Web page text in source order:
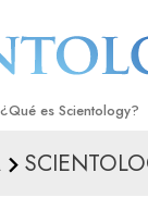
¿Qué es Scientology?
Creencias y Prácticas